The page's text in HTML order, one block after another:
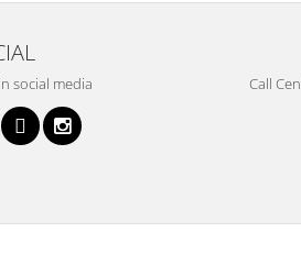
social media
Call